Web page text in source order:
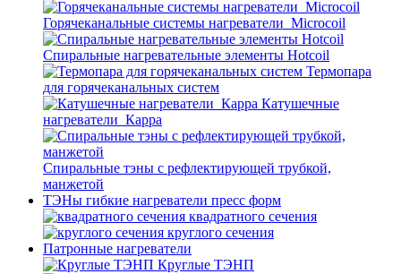
Горячеканальные системы нагреватели_Microcoil
Спиральные нагревательные элементы Hotcoil
Термопара
для горячеканальных систем
Катушечные
нагреватели_Карра
Спиральные тэны с рефлектирующей трубкой,
манжетой
ТЭНы гибкие нагреватели пресс форм
квадратного сечения
круглого сечения
Патронные нагреватели
Круглые ТЭНП